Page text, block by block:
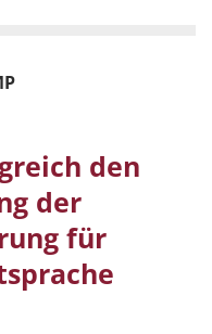
den
der
für